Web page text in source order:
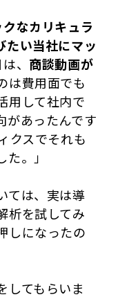
なカリキュラ
たい当社にマッ
、 商談動画が
は費用面でも
用して社内で
があったんです
クスでそれも
。」
ては、実は導
析を試してみ
しになったの
してもらいま